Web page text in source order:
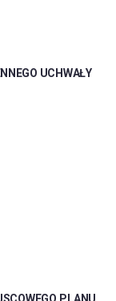
UCHWAŁY
PLANU